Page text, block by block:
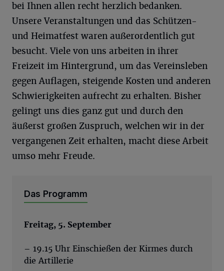
bei Ihnen allen recht herzlich bedanken.
Unsere Veranstaltungen und das Schützen-
und Heimatfest waren außerordentlich gut
besucht. Viele von uns arbeiten in ihrer
Freizeit im Hintergrund, um das Vereinsleben
gegen Auflagen, steigende Kosten und anderen
Schwierigkeiten aufrecht zu erhalten. Bisher
gelingt uns dies ganz gut und durch den
äußerst großen Zuspruch, welchen wir in der
vergangenen Zeit erhalten, macht diese Arbeit
umso mehr Freude.
Das Programm
Freitag, 5. September
– 19.15 Uhr Einschießen der Kirmes durch
die Artillerie